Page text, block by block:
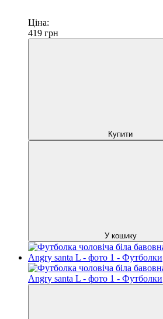
Ціна:
419 грн
Купити
У кошику